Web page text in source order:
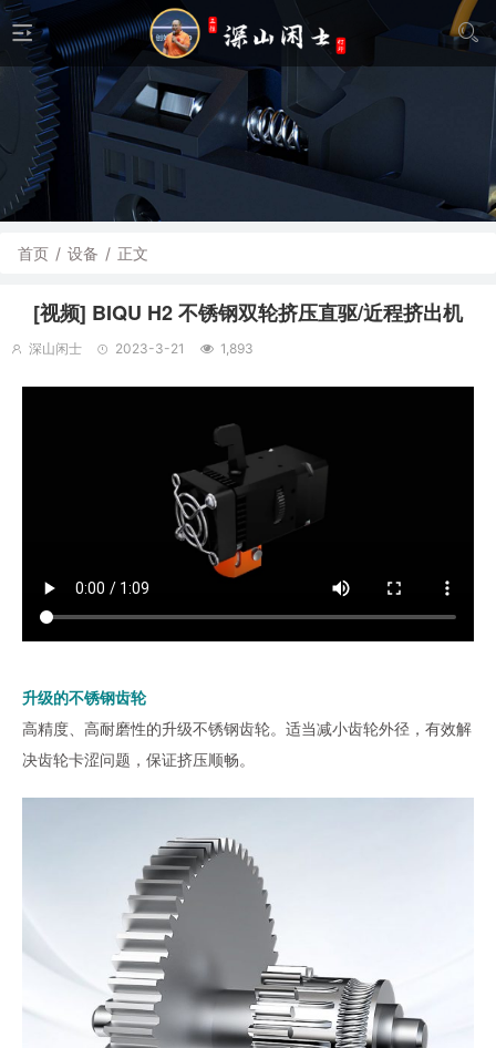
首页 / 设备 / 正文
[视频] BIQU H2 不锈钢双轮挤压直驱/近程挤出机
深山闲士 2023-3-21 1,893
升级的不锈钢齿轮
高精度、高耐磨性的升级不锈钢齿轮。适当减小齿轮外径，有效解
决齿轮卡涩问题，保证挤压顺畅。